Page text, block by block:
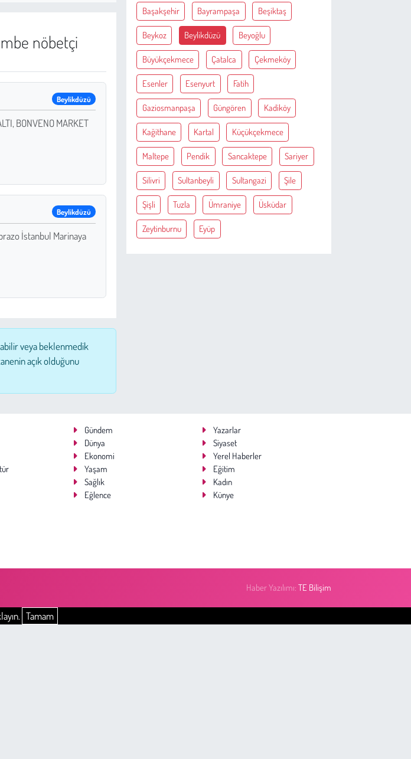
nöbetçi
Beylikdüzü
BONVENO MARKET
Beylikdüzü
İstanbul Marinaya
veya beklenmedik
açık olduğunu
Başakşehir Bayrampaşa Beşiktaş
Beykoz Beylikdüzü Beyoğlu
Büyükçekmece Çatalca Çekmeköy
Esenler Esenyurt Fatih
Gaziosmanpaşa Güngören Kadiköy
Kağithane Kartal Küçükçekmece
Maltepe Pendik Sancaktepe Sariyer
Silivri Sultanbeyli Sultangazi Şile
Şişli Tuzla Ümraniye Üsküdar
Zeytinburnu Eyüp
Gündem
Yazarlar
Dünya
Siyaset
Ekonomi
Yerel Haberler
Yaşam
Eğitim
Sağlık
Kadın
Eğlence
Künye
Haber Yazılımı:TE Bilişim
Tamam